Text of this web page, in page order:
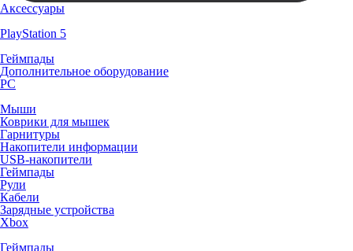
Аксессуары
PlayStation 5
Геймпады
Дополнительное оборудование
PC
Мыши
Коврики для мышек
Гарнитуры
Накопители информации
USB-накопители
Геймпады
Рули
Кабели
Зарядные устройства
Xbox
Геймпады